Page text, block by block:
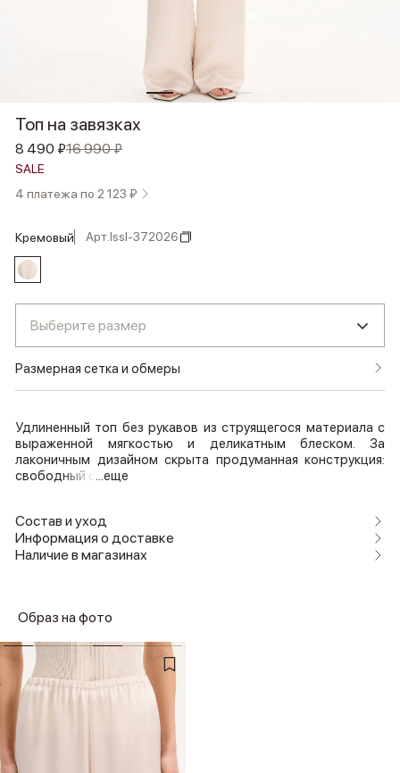
Топ на завязках
8 490 ₽16 990 ₽
SALE
4 платежа по 2 123 ₽
кремовый Арт.lssl-372026
Выберите размер
Размерная сетка и обмеры
Удлиненный топ без рукавов из струящегося материала с
выраженной мягкостью и деликатным блеском. За
лаконичным дизайном скрыта продуманная конструкция:
свободный с ...еще
Состав и уход
Информация о доставке
Наличие в магазинах
Образ на фото